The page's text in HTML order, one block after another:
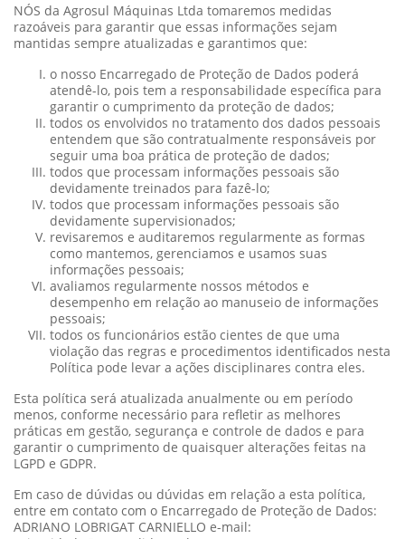
NÓS da Agrosul Máquinas Ltda tomaremos medidas
razoáveis para garantir que essas informações sejam
mantidas sempre atualizadas e garantimos que:
o nosso Encarregado de Proteção de Dados poderá
atendê-lo, pois tem a responsabilidade específica para
garantir o cumprimento da proteção de dados;
todos os envolvidos no tratamento dos dados pessoais
entendem que são contratualmente responsáveis por
seguir uma boa prática de proteção de dados;
todos que processam informações pessoais são
devidamente treinados para fazê-lo;
todos que processam informações pessoais são
devidamente supervisionados;
revisaremos e auditaremos regularmente as formas
como mantemos, gerenciamos e usamos suas
informações pessoais;
avaliamos regularmente nossos métodos e
desempenho em relação ao manuseio de informações
pessoais;
todos os funcionários estão cientes de que uma
violação das regras e procedimentos identificados nesta
Política pode levar a ações disciplinares contra eles.
Esta política será atualizada anualmente ou em período
menos, conforme necessário para refletir as melhores
práticas em gestão, segurança e controle de dados e para
garantir o cumprimento de quaisquer alterações feitas na
LGPD e GDPR.
Em caso de dúvidas ou dúvidas em relação a esta política,
entre em contato com o Encarregado de Proteção de Dados:
ADRIANO LOBRIGAT CARNIELLO e-mail: